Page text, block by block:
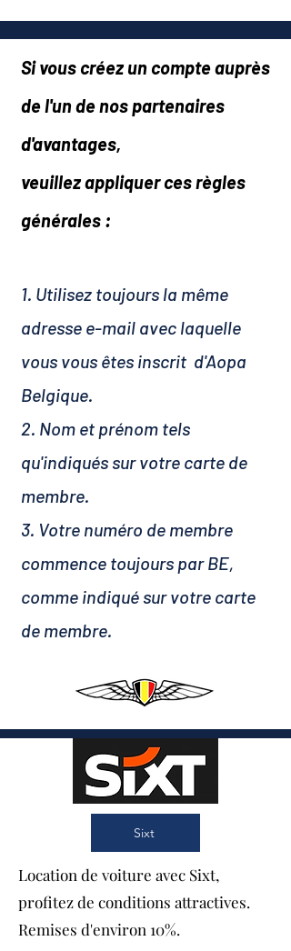
Si vous créez un compte auprès
de l'un de nos partenaires
d'avantages,
veuillez appliquer ces règles
générales :
1. Utilisez toujours la même
adresse e-mail avec laquelle
vous vous êtes inscrit d'Aopa
Belgique.
2. Nom et prénom tels
qu'indiqués sur votre carte de
membre.
3. Votre numéro de membre
commence toujours par BE,
comme indiqué sur votre carte
de membre.
Sixt
Location de voiture avec Sixt,
profitez de conditions attractives.
Remises d'environ 10%.